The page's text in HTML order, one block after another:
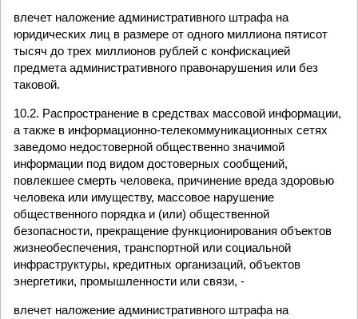
влечет наложение административного штрафа на
юридических лиц в размере от одного миллиона пятисот
тысяч до трех миллионов рублей с конфискацией
предмета административного правонарушения или без
таковой.
10.2. Распространение в средствах массовой информации,
а также в информационно-телекоммуникационных сетях
заведомо недостоверной общественно значимой
информации под видом достоверных сообщений,
повлекшее смерть человека, причинение вреда здоровью
человека или имуществу, массовое нарушение
общественного порядка и (или) общественной
безопасности, прекращение функционирования объектов
жизнеобеспечения, транспортной или социальной
инфраструктуры, кредитных организаций, объектов
энергетики, промышленности или связи, -
влечет наложение административного штрафа на